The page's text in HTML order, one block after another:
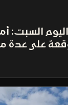
السبت:
على عدة